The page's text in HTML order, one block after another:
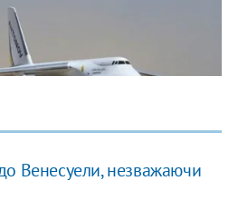
Венесуели, незважаючи